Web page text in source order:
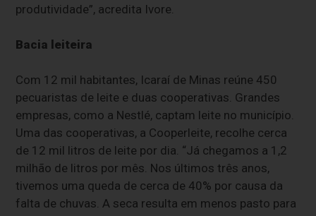
produtividade”, acredita Ivore.
Bacia leiteira
Com 12 mil habitantes, Icaraí de Minas reúne 450
pecuaristas de leite e duas cooperativas. Grandes
empresas, como a Nestlé, captam leite no município.
Uma das cooperativas, a Cooperleite, recolhe cerca
de 12 mil litros de leite por dia. “Já chegamos a 1,2
milhão de litros por mês. Nos últimos três anos,
tivemos uma queda de cerca de 40% por causa da
falta de chuvas. A seca resulta em menos pasto para